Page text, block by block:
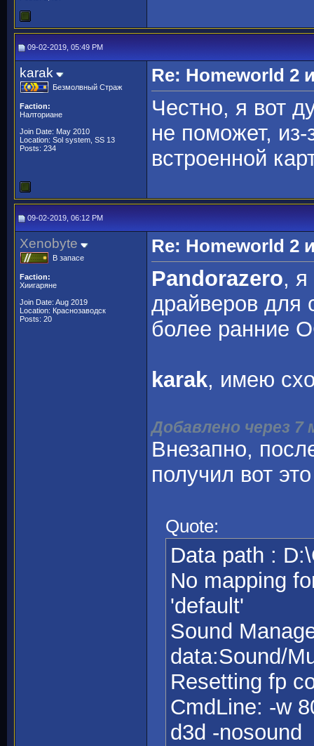
09-02-2019, 05:49 PM
karak
Безмолвный Страж
Faction:
Налториане
Join Date: May 2010
Location: Sol system, SS 13
Posts: 234
Re: Homeworld 2
Честно, я вот
не поможет,
встроенной
09-02-2019, 06:12 PM
Xenobyte
В запасе
Faction:
Хиигаряне
Join Date: Aug 2019
Location: Краснозаводск
Posts: 20
Re: Homeworld 2
Pandorazero, я
драйверов для
более ранние
karak, имею
Добавлено через 7
Внезапно,
получил вот
Quote:
Data path :
No mapping
'default'
Sound
data:Sound/
Resetting fp
CmdLine: -w
d3d -nosound